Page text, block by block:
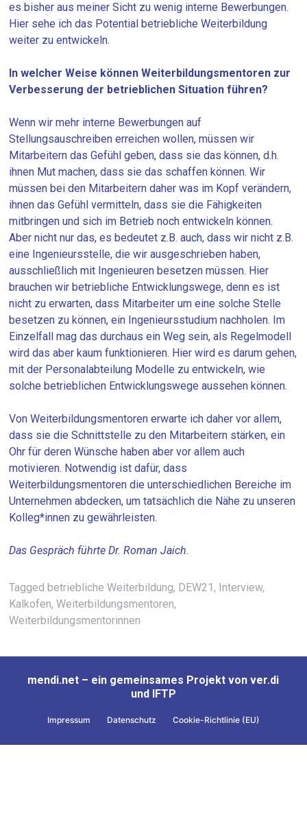
es bisher aus meiner Sicht zu wenig interne Bewerbungen.
Hier sehe ich das Potential betriebliche Weiterbildung
weiter zu entwickeln.
In welcher Weise können Weiterbildungsmentoren zur
Verbesserung der betrieblichen Situation führen?
Wenn wir mehr interne Bewerbungen auf
Stellungsauschreiben erreichen wollen, müssen wir
Mitarbeitern das Gefühl geben, dass sie das können, d.h.
ihnen Mut machen, dass sie das schaffen können. Wir
müssen bei den Mitarbeitern daher was im Kopf verändern,
ihnen das Gefühl vermitteln, dass sie die Fähigkeiten
mitbringen und sich im Betrieb noch entwickeln können.
Aber nicht nur das, es bedeutet z.B. auch, dass wir nicht z.B.
eine Ingenieursstelle, die wir ausgeschrieben haben,
ausschließlich mit Ingenieuren besetzen müssen. Hier
brauchen wir betriebliche Entwicklungswege, denn es ist
nicht zu erwarten, dass Mitarbeiter um eine solche Stelle
besetzen zu können, ein Ingenieursstudium nachholen. Im
Einzelfall mag das durchaus ein Weg sein, als Regelmodell
wird das aber kaum funktionieren. Hier wird es darum gehen,
mit der Personalabteilung Modelle zu entwickeln, wie
solche betrieblichen Entwicklungswege aussehen können.
Von Weiterbildungsmentoren erwarte ich daher vor allem,
dass sie die Schnittstelle zu den Mitarbeitern stärken, ein
Ohr für deren Wünsche haben aber vor allem auch
motivieren. Notwendig ist dafür, dass
Weiterbildungsmentoren die unterschiedlichen Bereiche im
Unternehmen abdecken, um tatsächlich die Nähe zu unseren
Kolleg*innen zu gewährleisten.
Das Gespräch führte Dr. Roman Jaich.
Taggedbetriebliche Weiterbildung, DEW21, Interview,
Kalkofen,Weiterbildungsmentoren,
Weiterbildungsmentorinnen
mendi.net – ein gemeinsames Projekt von ver.di
und IFTP
Impressum Datenschutz Cookie-Richtlinie (EU)